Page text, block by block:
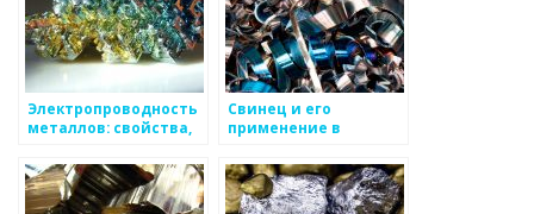
Электропроводность
металлов: свойства,
Свинец и его
применение в